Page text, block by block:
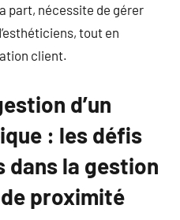
part, nécessite de gérer
tout en
client.
d’un
: les défis
dans la gestion
proximité